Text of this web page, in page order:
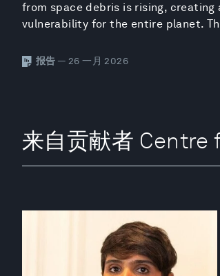
from space debris is rising, creating
vulnerability for the entire planet.
报告 — 26 一月 2026
来自贡献者 Centre